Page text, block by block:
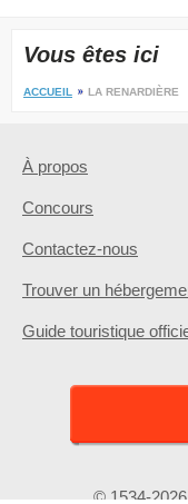
Vous êtes ici
ACCUEIL LA RENARDIÈRE
À propos
Concours
Contactez-nous
Trouver un
Guide touristique
© 1534-